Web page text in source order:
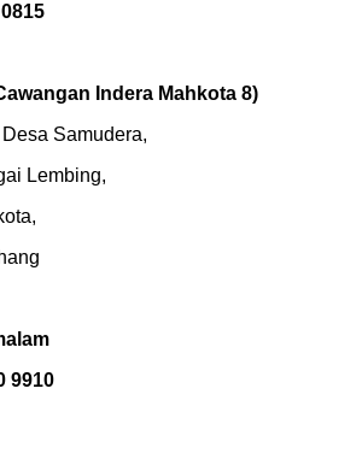
Indera Mahkota 8)
Samudera,
Lembing,
9910